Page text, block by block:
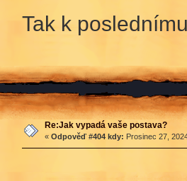
Tak k
Re:Jak vypadá vaše postava?
« Odpověď #404 kdy: Prosinec 27,